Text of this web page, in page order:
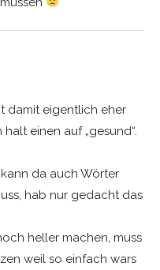
damit eigentlich eher
einen auf „gesund“.
da auch Wörter
hab nur gedacht das
heller machen, muss
weil so einfach wars